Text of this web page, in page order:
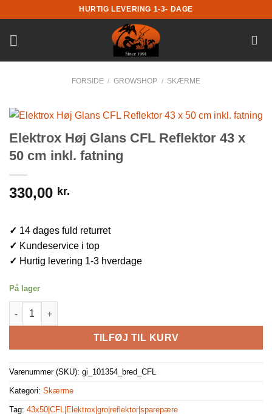
til
indhold
HURTIG LEVERING 1-3- DAGE
FORSIDE / GROWSHOP / SKÆRME
Elektrox Høj Glans CFL Reflektor 43 x
50 cm inkl. fatning
330,00 kr.
✓ 14 dages fuld returret
✓ Kundeservice i top
✓ Hurtig levering 1-3 hverdage
På lager
Elektrox Høj Glans CFL Reflektor 43 x 50 cm inkl. fatning antal
TILFØJ TIL KURV
Varenummer (SKU): gi_101354_bred_CFL
Kategori: Skærme
Tag: 43x50|CFL|Elektrox|gro|reflektor|sparepære